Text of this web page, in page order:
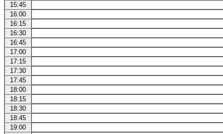
15:45
16:00
16:15
16:30
16:45
17:00
17:15
17:30
17:45
18:00
18:15
18:30
18:45
19:00